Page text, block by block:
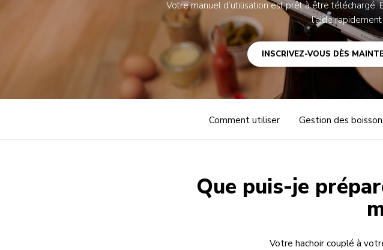
Votre manuel d’utilisation est prêt à être téléchargé.
l’aide
INSCRIVEZ-VOUS DÈS
Comment utiliser Gestion des
Que puis-je
Votre hachoir couplé à